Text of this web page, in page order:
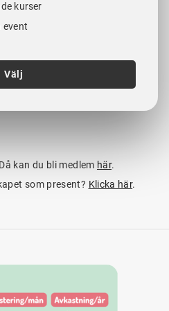
kurser
event
Välj
kan du bli medlem här.
som present? Klicka här.